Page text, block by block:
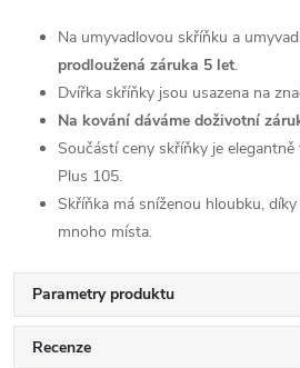
Na umyvadlovou skříňku a
prodloužená záruka 5 let.
Dvířka skříňky jsou usazena na
Na kování dáváme doživotní
Součástí ceny skříňky je
Plus 105.
Skříňka má sníženou hloubku,
mnoho místa.
Parametry produktu
Recenze